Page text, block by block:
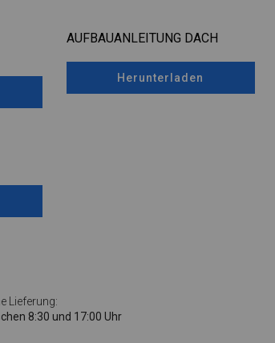
AUFBAUANLEITUNG DACH
Herunterladen
Lieferung:
8:30 und 17:00 Uhr